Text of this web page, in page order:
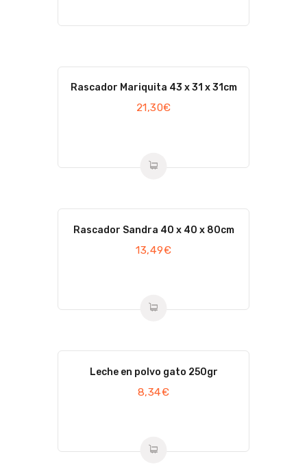
Rascador Mariquita 43 x 31 x 31cm
21,30€
Rascador Sandra 40 x 40 x 80cm
13,49€
Leche en polvo gato 250gr
8,34€